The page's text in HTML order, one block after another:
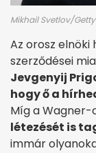
Mikhail Svetlov/
Az orosz
szerződései
Jevgenyij
hogy ő a
Míg a
létezését is
immár